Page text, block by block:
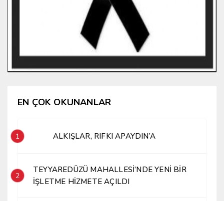
EN ÇOK OKUNANLAR
1 ALKIŞLAR, RIFKI APAYDIN’A
2
TEYYAREDÜZÜ MAHALLESİ’NDE YENİ BİR
İŞLETME HİZMETE AÇILDI